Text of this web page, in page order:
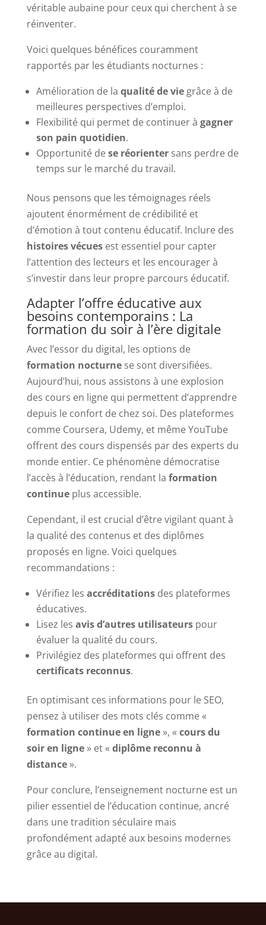
véritable aubaine pour ceux qui cherchent à se
réinventer.
Voici quelques bénéfices couramment
rapportés par les étudiants nocturnes :
Amélioration de la qualité de viegrâce à de
meilleures perspectives d’emploi.
Flexibilité qui permet de continuer à gagner
son pain quotidien.
Opportunité dese réorientersans perdre de
temps sur le marché du travail.
Nous pensons que les témoignages réels
ajoutent énormément de crédibilité et
d’émotion à tout contenu éducatif. Inclure des
histoires vécuesest essentiel pour capter
l’attention des lecteurs et les encourager à
s’investir dans leur propre parcours éducatif.
Adapter l’offre éducative aux
besoins contemporains : La
formation du soir à l’ère digitale
Avec l’essor du digital, les options de
formation nocturnese sont diversifiées.
Aujourd’hui, nous assistons à une explosion
des cours en ligne qui permettent d’apprendre
depuis le confort de chez soi. Des plateformes
comme Coursera, Udemy, et même YouTube
offrent des cours dispensés par des experts du
monde entier. Ce phénomène démocratise
l’accès à l’éducation, rendant la formation
continueplus accessible.
Cependant, il est crucial d’être vigilant quant à
la qualité des contenus et des diplômes
proposés en ligne. Voici quelques
recommandations :
Vérifiez les accréditationsdes plateformes
éducatives.
Lisez les avis d’autres utilisateurspour
évaluer la qualité du cours.
Privilégiez des plateformes qui offrent des
certificats reconnus.
En optimisant ces informations pour le SEO,
pensez à utiliser des mots clés comme «
formation continue en ligne», « cours du
soir en ligne» et « diplôme reconnu à
distance».
Pour conclure, l’enseignement nocturne est un
pilier essentiel de l’éducation continue, ancré
dans une tradition séculaire mais
profondément adapté aux besoins modernes
grâce au digital.